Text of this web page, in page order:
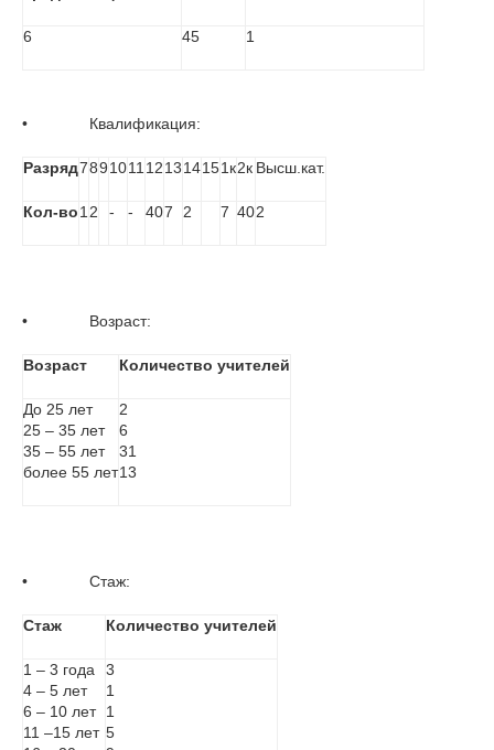
6 45 1
•              Квалификация:
Разряд7891011 121314151к2к Высш.кат.
Кол-во1 2 - - 407 2 7 402
•              Возраст:
Возраст Количество учителей
До 25 лет
25 – 35 лет
35 – 55 лет
более 55 лет
2
6
31
13
•              Стаж:
Стаж Количество учителей
1 – 3 года
4 – 5 лет
6 – 10 лет
11 –15 лет
3
1
1
5